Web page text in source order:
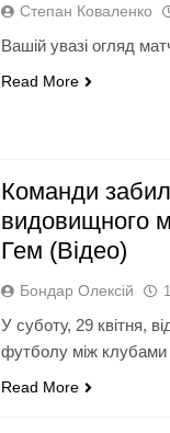
Степан Коваленко
Вашій увазі огляд
Read More
Команди
видовищного
Гем (Відео)
Бондар Олексій
У суботу, 29 квітня,
футболу між клубами
Read More